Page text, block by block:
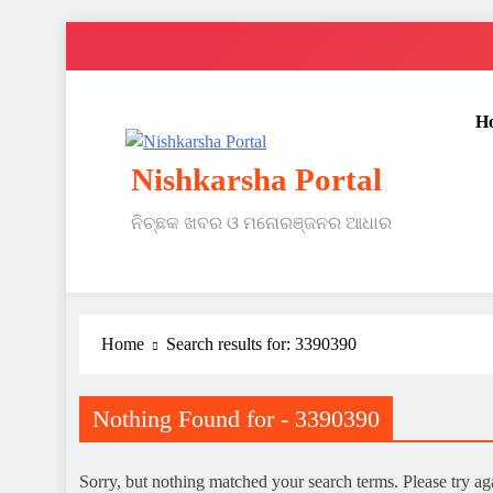
Nishkarsha Portal
ନିଚ୍ଛକ ଖବର ଓ ମନୋରଞ୍ଜନର ଆଧାର
Home Search results for: 3390390
Nothing Found for - 3390390
Sorry, but nothing matched your search terms. Please try